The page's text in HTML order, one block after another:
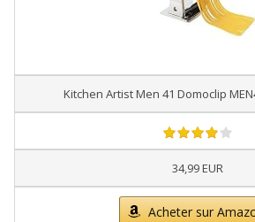
Kitchen Artist Men 41 Domoclip
34,99 EUR
Acheter sur